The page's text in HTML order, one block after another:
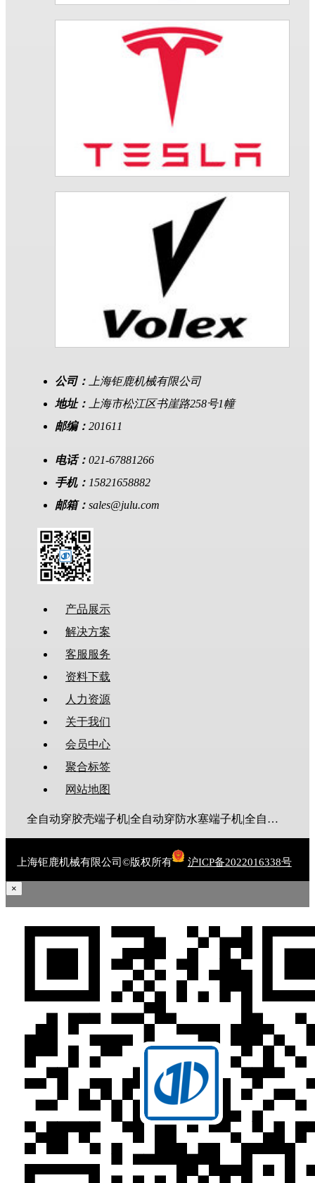
公司：
上海钜鹿机械有限公司
地址：
上海市松江区书崖路258号1幢
邮编： 201611
电话： 021-67881266
手机： 15821658882
邮箱： sales@julu.com
产品展示
解决方案
客服服务
资料下载
人力资源
关于我们
会员中心
聚合标签
网站地图
全自动穿胶壳端子机|全自动穿防水塞端子机|全自动穿热缩管端子机|全自动穿护套端子机|全自动穿号码管端子机|全自动端子机|全自动穿防水栓端子机|端子压着机|端子压接机|静音端子机|多芯线端子机|护套线端子机|全自动排线端子机|新能源大平方压接机|电脑剥线机|自动剥线机|裁线机|剥线机
上海钜鹿机械有限公司©版权所有 沪ICP备2022016338号
×